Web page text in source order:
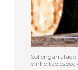
Sol
vinho tão